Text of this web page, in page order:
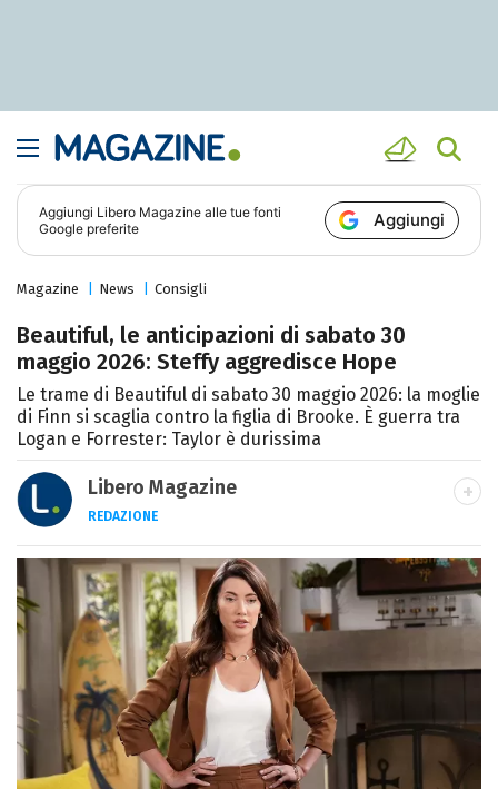
Aggiungi Libero Magazine alle tue fonti
Google preferite
Aggiungi
Magazine News Consigli
Beautiful, le anticipazioni di sabato 30
maggio 2026: Steffy aggredisce Hope
Le trame di Beautiful di sabato 30 maggio 2026: la moglie
di Finn si scaglia contro la figlia di Brooke. È guerra tra
Logan e Forrester: Taylor è durissima
Libero Magazine
REDAZIONE
E-MAIL
INSTAGRAM FACEBOOK
Libero Magazine è il canale del portale
Libero.it dedicato al mondo della
televisione, dello spettacolo e del gossip.